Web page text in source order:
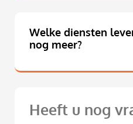
Welke diensten
nog meer?
Heeft u nog